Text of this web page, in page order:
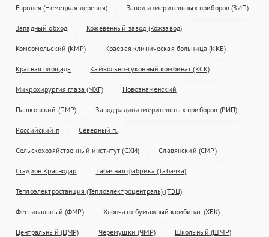
Европея (Немецкая деревня) Завод измерительных приборов (ЗИП)
Западный обход Кожевенный завод (Кожзавод)
Комсомольский (КМР) Краевая клиническая больница (ККБ)
Красная площадь Камвольно-суконный комбинат (КСК)
Микрохирургия глаза (МХГ) Новознаменский
Пашковский (ПМР) Завод радиоизмерительных приборов (РИП)
Российский п Северный п.
Сельскохозяйственный институт (СХИ) Славянский (СМР)
Стадион Краснодар Табачная фабрика (Табачка)
Теплоэлектростанция (Теплоэлектроцентраль) (ТЭЦ)
Фестивальный (ФМР) Хлопчато-бумажный комбинат (ХБК)
Центральный (ЦМР) Черемушки (ЧМР) Школьный (ШМР)